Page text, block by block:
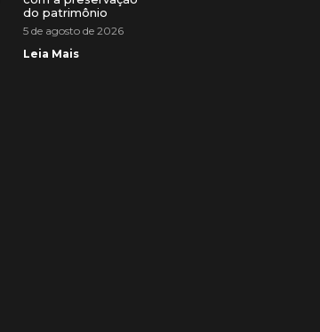
do patrimônio
5 de agosto de 2026
Leia Mais